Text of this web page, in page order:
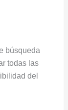
búsqueda
todas las
del